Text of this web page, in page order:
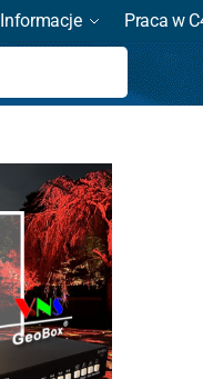
Informacje Praca w
Szukaj